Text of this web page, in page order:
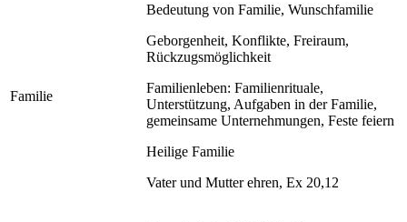
Familie
Bedeutung von Familie, Wunschfamilie
Geborgenheit, Konflikte, Freiraum,
Rückzugsmöglichkeit
Familienleben: Familienrituale,
Unterstützung, Aufgaben in der Familie,
gemeinsame Unternehmungen, Feste feiern
Heilige Familie
Vater und Mutter ehren, Ex 20,12